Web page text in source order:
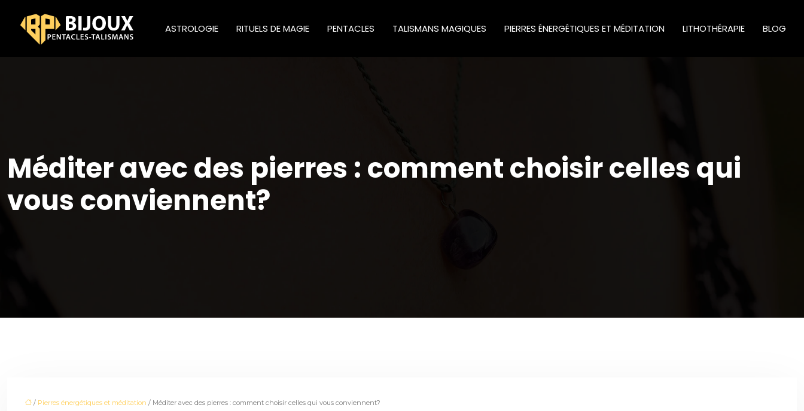
ASTROLOGIE RITUELS DE MAGIE PENTACLES TALISMANS MAGIQUES PIERRES ÉNERGÉTIQUES ET MÉDITATION LITHOTHÉRAPIE BLOG
Méditer avec des pierres : comment choisir celles qui
vous conviennent?
/ Pierres énergétiques et méditation / Méditer avec des pierres : comment choisir celles qui vous conviennent?